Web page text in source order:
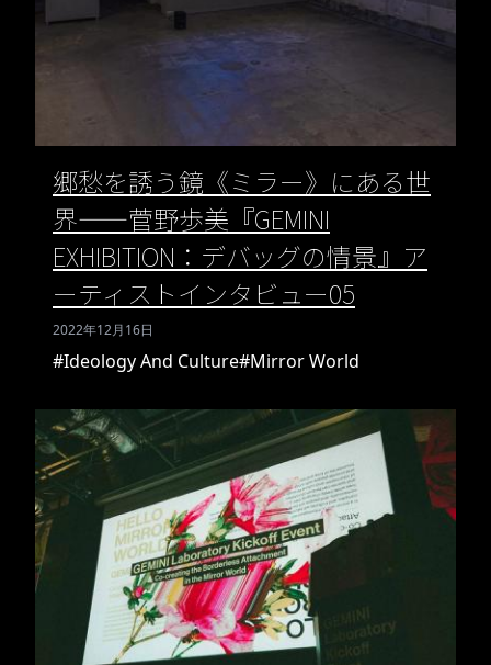
郷愁を誘う鏡《ミラー》にある世
界——菅野歩美『GEMINI
EXHIBITION：デバッグの情景』ア
ーティストインタビュー05
2022年12月16日
#Ideology And Culture#Mirror World